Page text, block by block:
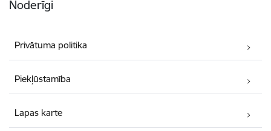
Noderīgi
Privātuma politika
Piekļūstamība
Lapas karte